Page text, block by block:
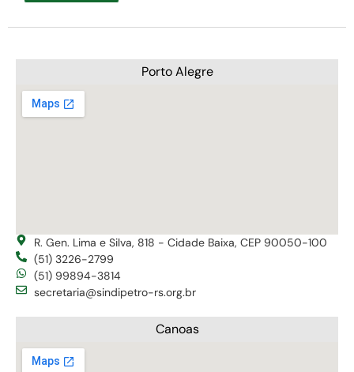
Porto Alegre
R. Gen. Lima e Silva, 818 - Cidade Baixa, CEP 90050-100
(51) 3226-2799
(51) 99894-3814
secretaria@sindipetro-rs.org.br
Canoas